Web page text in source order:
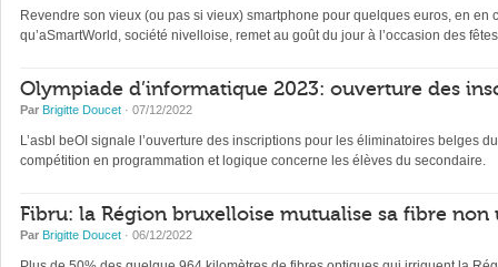
Revendre son vieux (ou pas si vieux) smartphone pour quelques euros, en
qu’aSmartWorld, société nivelloise, remet au goût du jour à l’occasion des
Olympiade d’informatique 2023: ouverture des
Par Brigitte Doucet · 07/12/2022
L’asbl beOI signale l’ouverture des inscriptions pour les éliminatoires belges
compétition en programmation et logique concerne les élèves du secondaire.
Fibru: la Région bruxelloise mutualise sa fibre non
Par Brigitte Doucet · 06/12/2022